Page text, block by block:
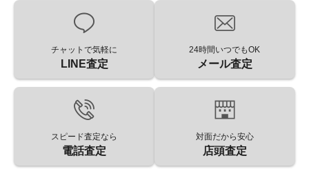
チャットで気軽に
LINE査定
24時間いつでもOK
メール査定
スピード査定なら
電話査定
対面だから安心
店頭査定